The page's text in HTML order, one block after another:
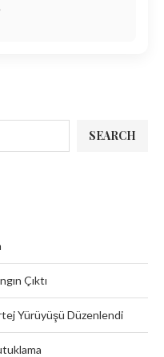
SEARCH
Çıktı
Yürüyüşü Düzenlendi